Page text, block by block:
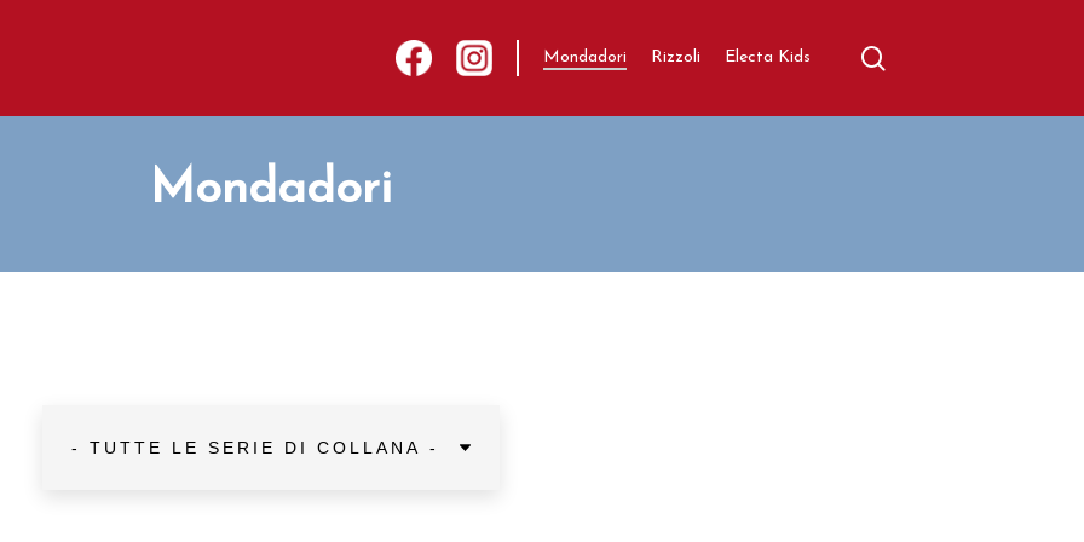
separatore
Mondadori Rizzoli Electa Kids
Mondadori